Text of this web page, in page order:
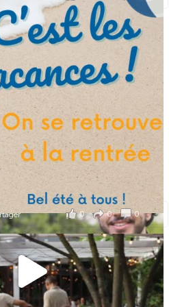
Suivre sur Instagram
la taxe d’apprentissage 2026
à former les générations
🙏
2026 : avec l'Isep, investissez pour
de l'humain !
des ingénieurs, des bachelors, des
allient excellence technologique et
cœur de notre pro
0 0 0
🚀
14 Alumni vivant / travaillant